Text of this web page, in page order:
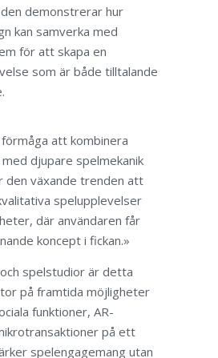
demonstrerar hur
kan samverka med
för att skapa en
som är både tilltalande
förmåga att kombinera
djupare spelmekanik
den växande trenden att
spelupplevelser
där användaren får
koncept i fickan.»
spelstudior är detta
på framtida möjligheter
funktioner, AR-
på ett
spelengagemang utan